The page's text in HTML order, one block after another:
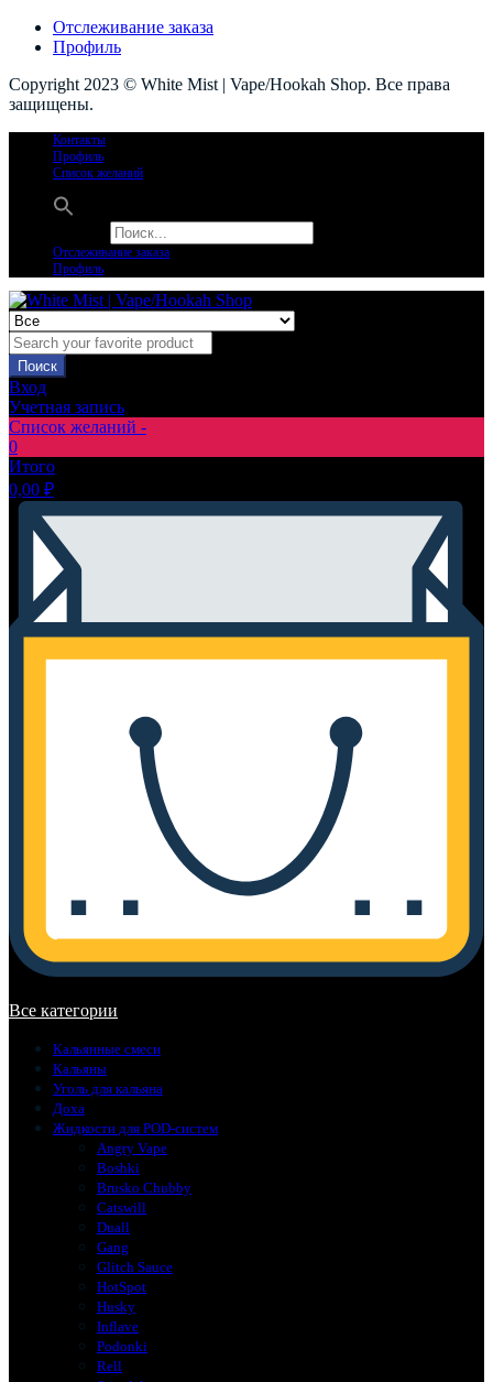
Отслеживание заказа
Профиль
Copyright 2023 © White Mist | Vape/Hookah Shop. Все права
защищены.
Контакты
Профиль
Список желаний
Отслеживание заказа
Профиль
Поиск
Вход
Учетная запись
Список желаний -
0
Итого
0,00 ₽
Все категории
Кальянные смеси
Кальяны
Уголь для кальяна
Доха
Жидкости для POD-систем
Angry Vape
Boshki
Brusko Chubby
Catswill
Duall
Gang
Glitch Sauce
HotSpot
Husky
Inflave
Podonki
Rell